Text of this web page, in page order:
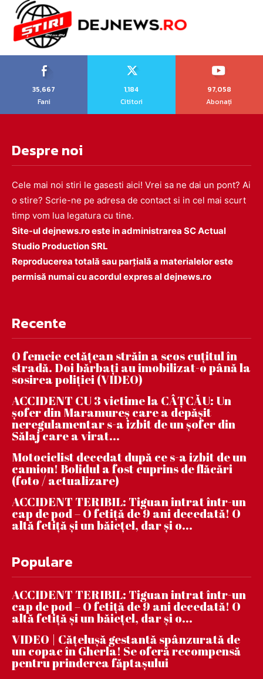
35,667
Fani
1,184
Cititori
97,058
Abonați
Despre noi
Cele mai noi stiri le gasesti aici! Vrei sa ne dai un pont? Ai
o stire? Scrie-ne pe adresa de contact si in cel mai scurt
timp vom lua legatura cu tine.
Site-ul dejnews.ro este in administrarea SC Actual
Studio Production SRL
Reproducerea totală sau parțială a materialelor este
permisă numai cu acordul expres al dejnews.ro
Recente
O femeie cetățean străin a scos cuțitul în
stradă. Doi bărbați au imobilizat-o până la
sosirea poliției (VIDEO)
ACCIDENT CU 3 victime la CÂȚCĂU: Un
șofer din Maramureș care a depășit
neregulamentar s-a izbit de un șofer din
Sălaj care a virat...
Motociclist decedat după ce s-a izbit de un
camion! Bolidul a fost cuprins de flăcări
(foto / actualizare)
ACCIDENT TERIBIL: Tiguan intrat într-un
cap de pod – O fetiță de 9 ani decedată! O
altă fetiță și un băiețel, dar și o...
Populare
ACCIDENT TERIBIL: Tiguan intrat într-un
cap de pod – O fetiță de 9 ani decedată! O
altă fetiță și un băiețel, dar și o...
VIDEO | Căţeluşă gestantă spânzurată de
un copac în Gherla! Se oferă recompensă
pentru prinderea făptaşului